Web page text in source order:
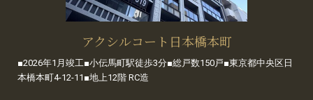
アクシルコート日本橋本町
■2026年1月竣工■小伝馬町駅徒歩3分■総戸数150戸■東京都中央区日
本橋本町4-12-11■地上12階 RC造